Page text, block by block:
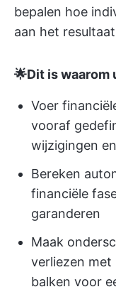
bepalen hoe
aan het
🌟Dit is waarom
Voer
vooraf
wijzigingen
Bereken
financiële
garanderen
Maak
verliezen met
balken voor